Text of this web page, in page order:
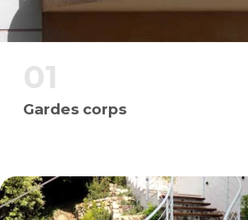
01
Gardes corps